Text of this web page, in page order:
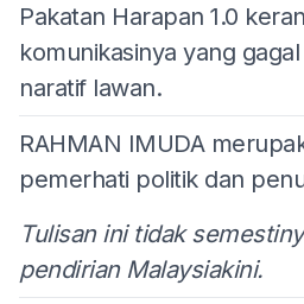
Pakatan Harapan 1.0
komunikasinya yang
naratif lawan.
RAHMAN IMUDA
pemerhati politik dan
Tulisan ini tidak
pendirian Malaysiakini.